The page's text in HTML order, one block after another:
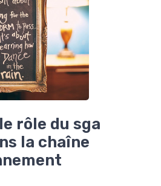
rôle du sga
la chaîne